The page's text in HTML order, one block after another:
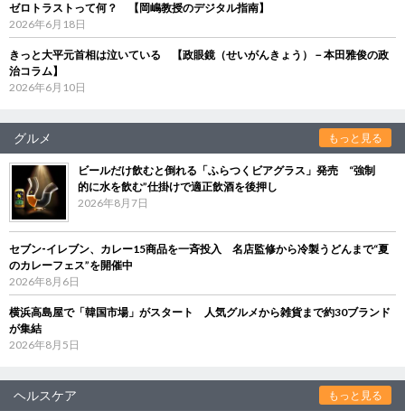
ゼロトラストって何？ 【岡嶋教授のデジタル指南】
2026年6月18日
きっと大平元首相は泣いている 【政眼鏡（せいがんきょう）－本田雅俊の政
治コラム】
2026年6月10日
グルメ もっと見る
ビールだけ飲むと倒れる「ふらつくビアグラス」発売 “強制
的に水を飲む”仕掛けで適正飲酒を後押し
2026年8月7日
セブン‐イレブン、カレー15商品を一斉投入 名店監修から冷製うどんまで“夏
のカレーフェス”を開催中
2026年8月6日
横浜高島屋で「韓国市場」がスタート 人気グルメから雑貨まで約30ブランド
が集結
2026年8月5日
ヘルスケア もっと見る